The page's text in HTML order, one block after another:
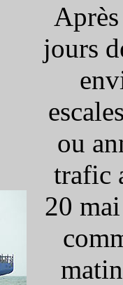
jours
ou
trafic
20